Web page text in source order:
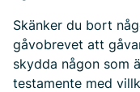
Skänker du bort
gåvobrevet att
skydda någon som
testamente med